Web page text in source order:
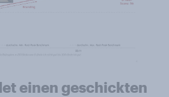
einen geschickten